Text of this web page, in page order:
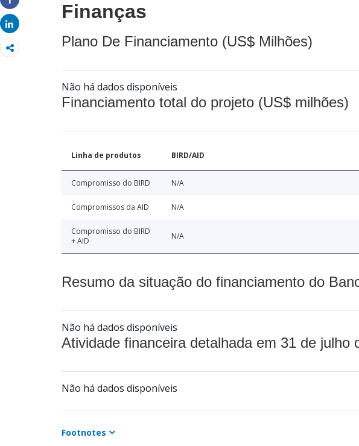
Share
Share
Finanças
Plano De Financiamento (US$ Milhões)
Não há dados disponíveis
Financiamento total do projeto (US$ milhões)
Linha de produtos BIRD/AID
Compromisso do BIRD N/A
Compromissos da AID N/A
Compromisso do BIRD
+ AID
N/A
Resumo da situação do financiamento do
Não há dados disponíveis
Atividade financeira detalhada em 31 de julho
Não há dados disponíveis
Footnotes